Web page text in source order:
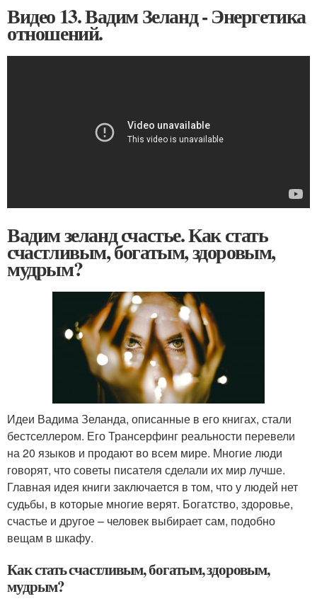
Видео 13. Вадим Зеланд - Энергетика
отношений.
Вадим зеланд счастье. Как стать
счастливым, богатым, здоровым,
мудрым?
Идеи Вадима Зеланда, описанные в его книгах, стали
бестселлером. Его Трансерфинг реальности перевели
на 20 языков и продают во всем мире. Многие люди
говорят, что советы писателя сделали их мир лучше.
Главная идея книги заключается в том, что у людей нет
судьбы, в которые многие верят. Богатство, здоровье,
счастье и другое – человек выбирает сам, подобно
вещам в шкафу.
Как стать счастливым, богатым, здоровым,
мудрым?